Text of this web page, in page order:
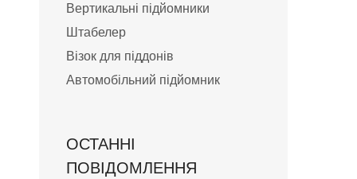
Вертикальні підйомники
Штабелер
Візок для піддонів
Автомобільний підйомник
ОСТАННІ
ПОВІДОМЛЕННЯ